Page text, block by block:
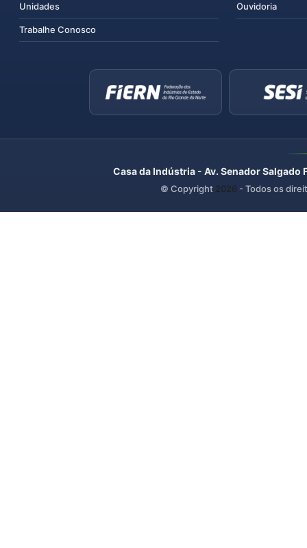
Unidades
Trabalhe Conosco
Ouvidoria
Casa da Indústria - Av. Senador
© Copyright 2026 - Todos os